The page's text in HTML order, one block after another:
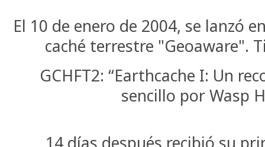
El 10 de enero de 2004, se lanzó
caché terrestre "Geoaware".
GCHFT2: “Earthcache I: Un
sencillo por Wasp